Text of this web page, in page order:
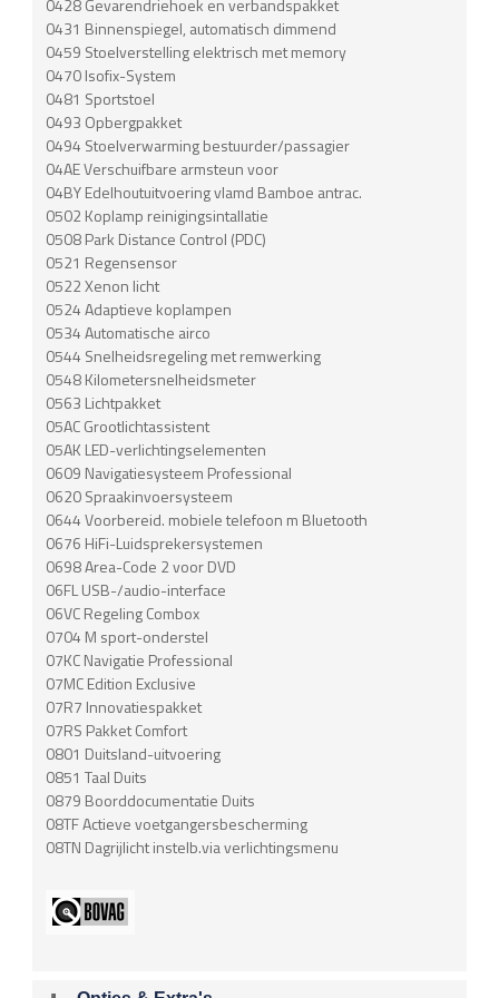
0431 Binnenspiegel, automatisch dimmend
0459 Stoelverstelling elektrisch met memory
0470 Isofix-System
0481 Sportstoel
0493 Opbergpakket
0494 Stoelverwarming bestuurder/passagier
04AE Verschuifbare armsteun voor
04BY Edelhoutuitvoering vlamd Bamboe antrac.
0502 Koplamp reinigingsintallatie
0508 Park Distance Control (PDC)
0521 Regensensor
0522 Xenon licht
0524 Adaptieve koplampen
0534 Automatische airco
0544 Snelheidsregeling met remwerking
0548 Kilometersnelheidsmeter
0563 Lichtpakket
05AC Grootlichtassistent
05AK LED-verlichtingselementen
0609 Navigatiesysteem Professional
0620 Spraakinvoersysteem
0644 Voorbereid. mobiele telefoon m Bluetooth
0676 HiFi-Luidsprekersystemen
0698 Area-Code 2 voor DVD
06FL USB-/audio-interface
06VC Regeling Combox
0704 M sport-onderstel
07KC Navigatie Professional
07MC Edition Exclusive
07R7 Innovatiespakket
07RS Pakket Comfort
0801 Duitsland-uitvoering
0851 Taal Duits
0879 Boorddocumentatie Duits
08TF Actieve voetgangersbescherming
08TN Dagrijlicht instelb.via verlichtingsmenu